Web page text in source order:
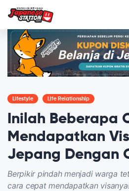
Lifestyle Life Relationship
Inilah Beberapa
Mendapatkan
Jepang Dengan
Berpikir pindah menjadi warga
cara cepat mendapatkan